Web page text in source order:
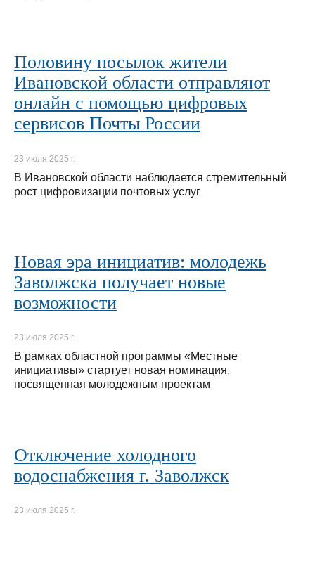
Половину посылок жители
Ивановской области отправляют
онлайн с помощью цифровых
сервисов Почты России
23 июля 2025 г.
В Ивановской области наблюдается стремительный
рост цифровизации почтовых услуг
Новая эра инициатив: молодежь
Заволжска получает новые
возможности
23 июля 2025 г.
В рамках областной программы «Местные
инициативы» стартует новая номинация,
посвященная молодежным проектам
Отключение холодного
водоснабжения г. Заволжск
23 июля 2025 г.